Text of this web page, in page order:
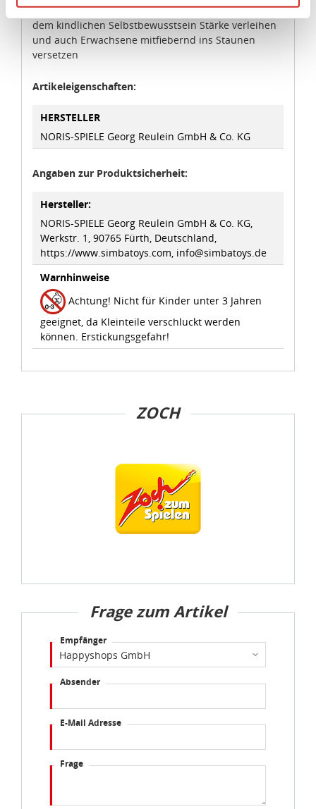
Kommission erfasst wird, und daher kein angemessenes
Schutzniveau für personenbezogene Daten bietet. Durch
Verbindung mit zusätzlichen Maßnahmen zur Sicherung
eines angemessenen Schutzniveaus, garantieren wir,
dass die Datenschutzvorgaben der EU auch bei der
Verarbeitung von Daten in den USA eingehalten werden.
auf Ihrem Bildschirm anpassen und damit widerrufen.
Datenschutzbestimmungenund Impressum
für unvergessliche Überraschungsmomente, die
dem kindlichen Selbstbewusstsein Stärke verleihen
und auch Erwachsene mitfiebernd ins Staunen
versetzen
Artikeleigenschaften:
HERSTELLER
NORIS-SPIELE Georg Reulein GmbH & Co. KG
Angaben zur Produktsicherheit:
Hersteller:
NORIS-SPIELE Georg Reulein GmbH & Co. KG,
Werkstr. 1, 90765 Fürth, Deutschland,
https://www.simbatoys.com, info@simbatoys.de
Warnhinweise
Achtung! Nicht für Kinder unter 3 Jahren
geeignet, da Kleinteile verschluckt werden
können. Erstickungsgefahr!
ZOCH
Frage zum Artikel
Empfänger
Absender
E-Mail Adresse
Frage